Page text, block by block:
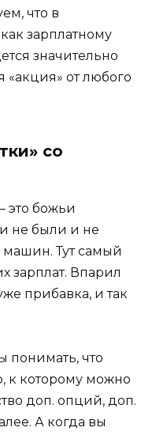
что в
зарплатному
значительно
от любого
со
это божьи
не были и не
машин. Тут самый
зарплат. Впарил
прибавка, и так
понимать, что
к которому можно
доп. опций, доп.
А когда вы